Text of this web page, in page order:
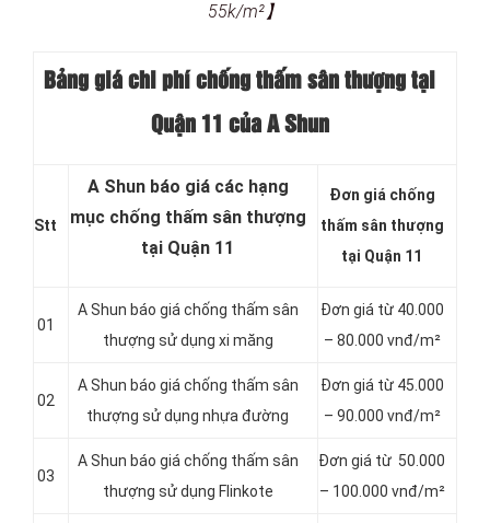
55k/m²】
Bảng giá chi phí chống thấm sân thượng tại
Quận 11 của A Shun
Stt
A Shun báo giá các hạng
mục chống thấm sân thượng
tại Quận 11
Đơn giá chống
thấm sân thượng
tại Quận 11
01
A Shun báo giá chống thấm sân
thượng sử dụng xi măng
Đơn giá từ 40.000
– 80.000 vnđ/m²
02
A Shun báo giá chống thấm sân
thượng sử dụng nhựa đường
Đơn giá từ 45.000
– 90.000 vnđ/m²
03
A Shun báo giá chống thấm sân
thượng sử dụng Flinkote
Đơn giá từ 50.000
– 100.000 vnđ/m²